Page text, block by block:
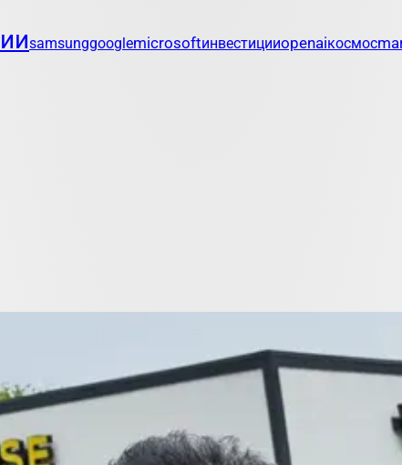
ииsamsunggooglemicrosoftинвестицииopenaiкосмос